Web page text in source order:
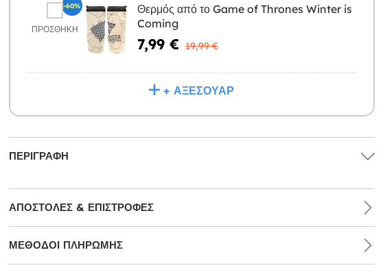
ΠΡΟΣΘΉΚΗ
Θερμός από το Game of Thrones Winter is
Coming
7,99 € 19,99 €
-60%
+ ΑΞΕΣΟΥΆΡ
ΠΕΡΙΓΡΑΦΉ
ΑΠΟΣΤΟΛΈΣ & ΕΠΙΣΤΡΟΦΈΣ
ΜΕΘΌΔΟΙ ΠΛΗΡΩΜΉΣ